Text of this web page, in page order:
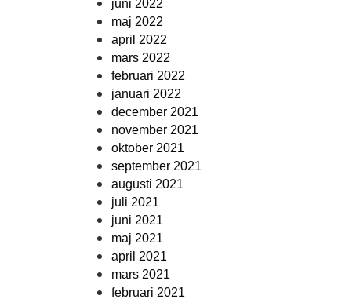
juni 2022
maj 2022
april 2022
mars 2022
februari 2022
januari 2022
december 2021
november 2021
oktober 2021
september 2021
augusti 2021
juli 2021
juni 2021
maj 2021
april 2021
mars 2021
februari 2021